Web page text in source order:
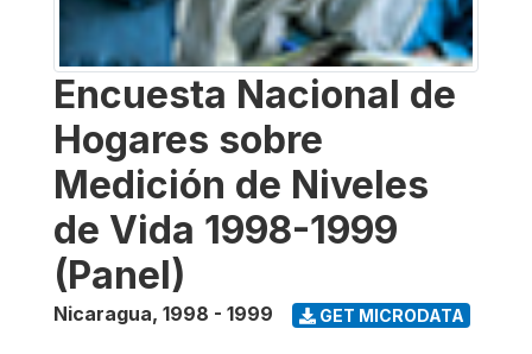
Encuesta Nacional de
Hogares sobre
Medición de Niveles
de Vida 1998-1999
(Panel)
Nicaragua, 1998 - 1999 GET MICRODATA